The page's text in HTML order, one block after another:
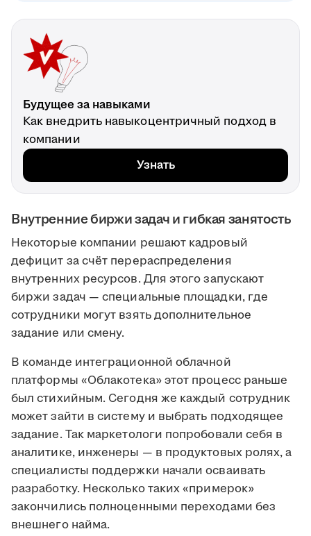
Будущее за навыками
Как внедрить навыкоцентричный подход в
компании
Узнать
Внутренние биржи задач и гибкая занятость
Некоторые компании решают кадровый
дефицит за счёт перераспределения
внутренних ресурсов. Для этого запускают
биржи задач — специальные площадки, где
сотрудники могут взять дополнительное
задание или смену.
В команде интеграционной облачной
платформы «Облакотека» этот процесс раньше
был стихийным. Сегодня же каждый сотрудник
может зайти в систему и выбрать подходящее
задание. Так маркетологи попробовали себя в
аналитике, инженеры — в продуктовых ролях, а
специалисты поддержки начали осваивать
разработку. Несколько таких «примерок»
закончились полноценными переходами без
внешнего найма.